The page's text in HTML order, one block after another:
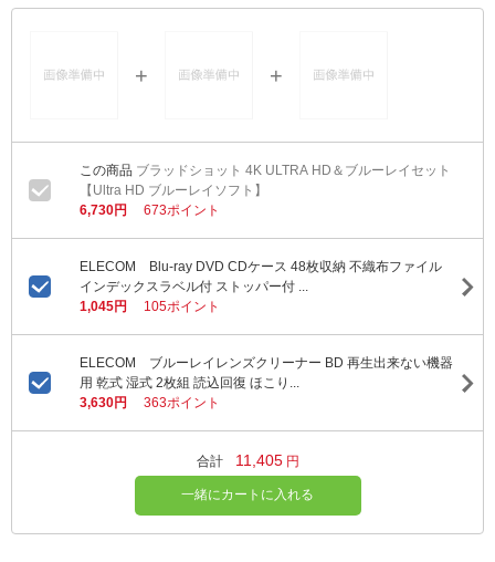
ブラッドショット 4K ULTRA HD＆ブルーレイセット
【Ultra HD ブルーレイソフト】
6,730円
673ポイント
ELECOM Blu-ray DVD CDケース 48枚収納 不織布ファイル
インデックスラベル付 ストッパー付 ...
1,045円
105ポイント
ELECOM ブルーレイレンズクリーナー BD 再生出来ない機器
用 乾式 湿式 2枚組 読込回復 ほこり...
3,630円
363ポイント
合計 11,405 円
一緒にカートに入れる